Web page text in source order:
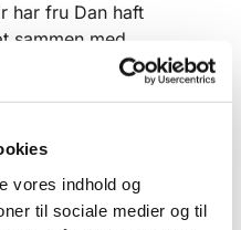
vores indhold og
til sociale medier og til
har fru Dan haft
sammen med
Simon Steen-
Beat Furrer, Steve
operaer,
Lang, Georg-
Aperghis. I juli 2018 vil